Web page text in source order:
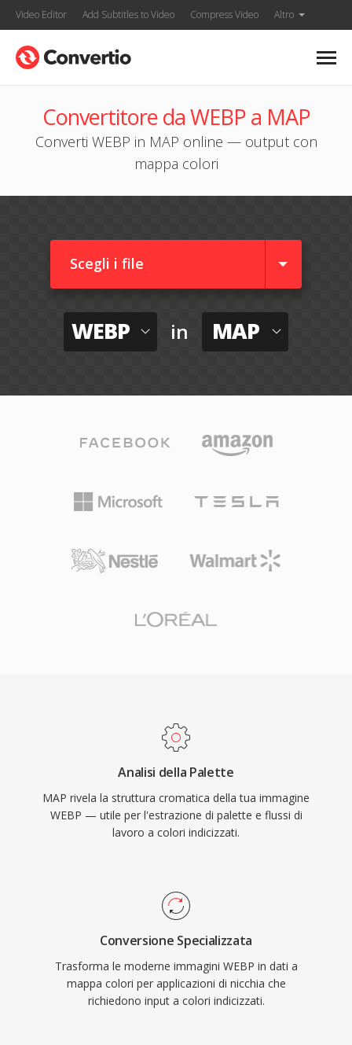
Video Editor Add Subtitles to Video Compress Video Altro
Convertitore da WEBP a MAP
Converti WEBP in MAP online — output con
mappa colori
Scegli i file
WEBP in MAP
Analisi della Palette
MAP rivela la struttura cromatica della tua immagine
WEBP — utile per l'estrazione di palette e flussi di
lavoro a colori indicizzati.
Conversione Specializzata
Trasforma le moderne immagini WEBP in dati a
mappa colori per applicazioni di nicchia che
richiedono input a colori indicizzati.